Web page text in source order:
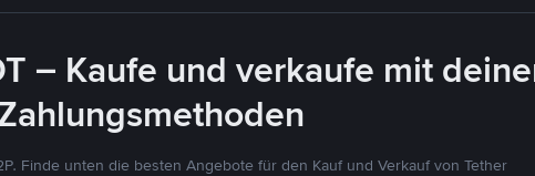
– Kaufe und verkaufe mit
Finde unten die besten Angebote für den Kauf und Verkauf von Tether